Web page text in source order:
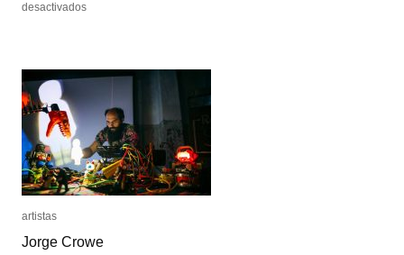
desactivadosen
desactivadosen
artistas
Jorge Crowe
artistas
Jorge Crowe